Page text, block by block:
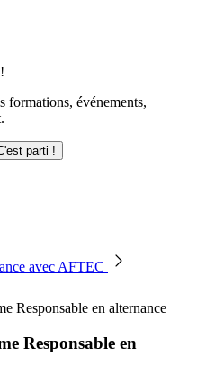
formations, événements,
parti !
avec AFTEC
Responsable en alternance
Responsable en